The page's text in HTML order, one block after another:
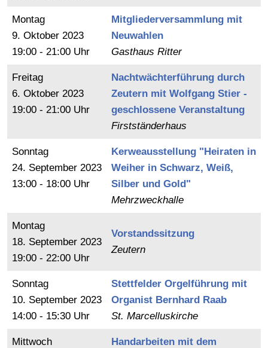
Montag
9. Oktober 2023
19:00 - 21:00 Uhr
Mitgliederversammlung mit
Neuwahlen
Gasthaus Ritter
Freitag
6. Oktober 2023
19:00 - 21:00 Uhr
Nachtwächterführung durch
Zeutern mit Wolfgang Stier -
geschlossene Veranstaltung
Firstständerhaus
Sonntag
24. September 2023
13:00 - 18:00 Uhr
Kerweausstellung "Heiraten in
Weiher in Schwarz, Weiß,
Silber und Gold"
Mehrzweckhalle
Montag
18. September 2023
19:00 - 22:00 Uhr
Vorstandssitzung
Zeutern
Sonntag
10. September 2023
14:00 - 15:30 Uhr
Stettfelder Orgelführung mit
Organist Bernhard Raab
St. Marcelluskirche
Mittwoch
Handarbeiten mit dem